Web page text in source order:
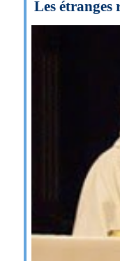
Les étranges